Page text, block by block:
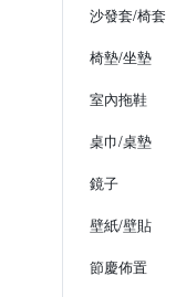
沙發套/椅套
椅墊/坐墊
室內拖鞋
桌巾/桌墊
鏡子
壁紙/壁貼
節慶佈置